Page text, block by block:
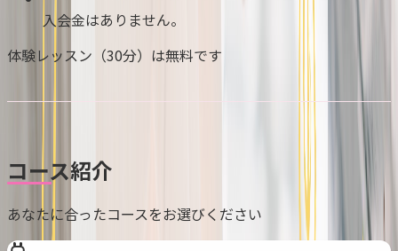
入会金はありません。
体験レッスン（30分）は無料です
コース紹介
あなたに合ったコースをお選びください